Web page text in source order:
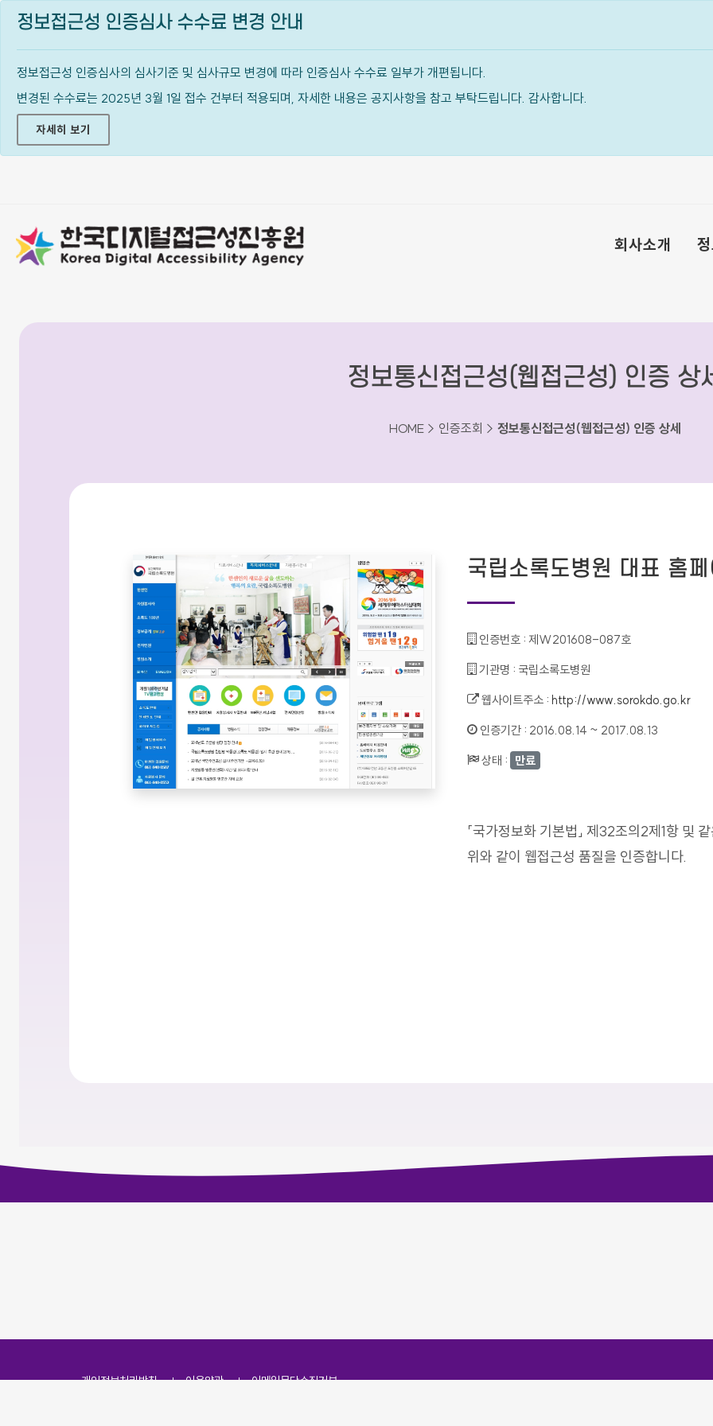
정보접근성 인증심사 수수료 변경 안내
정보접근성 인증심사의 심사기준 및 심사규모 변경에 따라 인증심사 수수료 일부가 개편됩니다.
변경된 수수료는 2025년 3월 1일 접수 건부터 적용되며, 자세한 내용은 공지사항을 참고 부탁드립니다. 감사합니다.
자세히 보기
회사소개
정보통신접근성(웹접근성) 인증 상
HOME > 인증조회 > 정보통신접근성(웹접근성) 인증 상세
국립소록도병원 대표 홈
인증번호 :제W201608-087호
기관명 : 국립소록도병원
웹사이트주소 :http://www.sorokdo.go.kr
인증기간 : 2016.08.14 ~ 2017.08.13
상태 : 만료
「국가정보화 기본법」 제32조의2제1항 및
위와 같이 웹접근성 품질을 인증합니다.
개인정보처리방침 이용약관 이메일무단수집거부